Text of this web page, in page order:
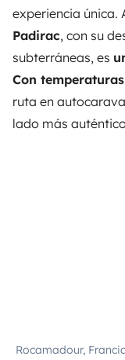
experiencia única.
Padirac, con su
subterráneas, es
Con
ruta en
lado más
Rocamadour,